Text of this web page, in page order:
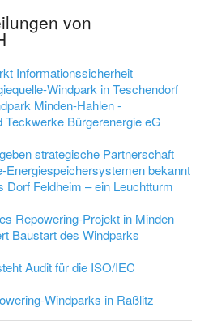
von
Informationssicherheit
Windpark in Teschendorf
Minden-Hahlen -
Teckwerke Bürgerenergie eG
strategische Partnerschaft
Energiespeichersystemen bekannt
Dorf Feldheim – ein Leuchtturm
Repowering-Projekt in Minden
Baustart des Windparks
Audit für die ISO/IEC
Windparks in Raßlitz